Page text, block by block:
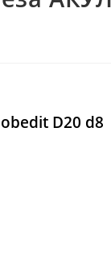
D20 d8